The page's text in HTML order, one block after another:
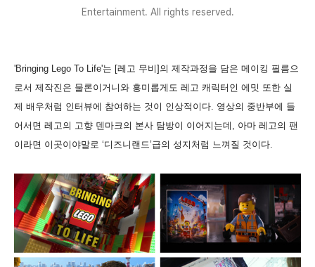
Entertainment. All rights reserved.
'Bringing Lego To Life'는 [레고 무비]의 제작과정을 담은 메이킹 필름으
로서 제작진은 물론이거니와 흥미롭게도 레고 캐릭터인 에밋 또한 실
제 배우처럼 인터뷰에 참여하는 것이 인상적이다. 영상의 중반부에 들
어서면 레고의 고향 덴마크의 본사 탐방이 이어지는데, 아마 레고의 팬
이라면 이곳이야말로 ‘디즈니랜드’급의 성지처럼 느껴질 것이다.